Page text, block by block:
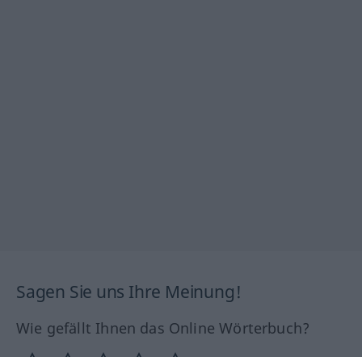
Sagen Sie uns Ihre Meinung!
Wie gefällt Ihnen das Online Wörterbuch?